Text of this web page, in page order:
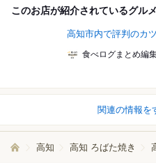
このお店が紹介されているグル
高知市内で評判のカ
食べログまとめ編
関連の情報を
高知 高知 ろばた焼き